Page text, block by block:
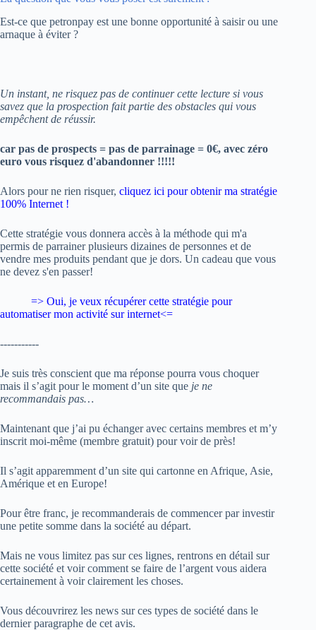
Est-ce que petronpay est une bonne opportunité à saisir ou une
arnaque à éviter ?
Un instant, ne risquez pas de continuer cette lecture si vous
savez que la prospection fait partie des obstacles qui vous
empêchent de réussir.
car pas de prospects = pas de parrainage = 0€, avec zéro
euro vous risquez d'abandonner !!!!!
Alors pour ne rien risquer, cliquez ici pour obtenir ma stratégie
100% Internet !
Cette stratégie vous donnera accès à la méthode qui m'a
permis de parrainer plusieurs dizaines de personnes et de
vendre mes produits pendant que je dors. Un cadeau que vous
ne devez s'en passer!
=> Oui, je veux récupérer cette stratégie pour
automatiser mon activité sur internet<=
-----------
Je suis très conscient que ma réponse pourra vous choquer
mais il s’agit pour le moment d’un site que je ne
recommandais pas…
Maintenant que j’ai pu échanger avec certains membres et m’y
inscrit moi-même (membre gratuit) pour voir de près!
Il s’agit apparemment d’un site qui cartonne en Afrique, Asie,
Amérique et en Europe!
Pour être franc, je recommanderais de commencer par investir
une petite somme dans la société au départ.
Mais ne vous limitez pas sur ces lignes, rentrons en détail sur
cette société et voir comment se faire de l’argent vous aidera
certainement à voir clairement les choses.
Vous découvrirez les news sur ces types de société dans le
dernier paragraphe de cet avis.